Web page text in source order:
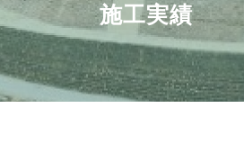
施工実績